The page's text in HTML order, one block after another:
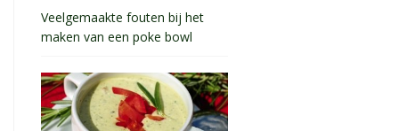
Veelgemaakte fouten bij het
maken van een poke bowl